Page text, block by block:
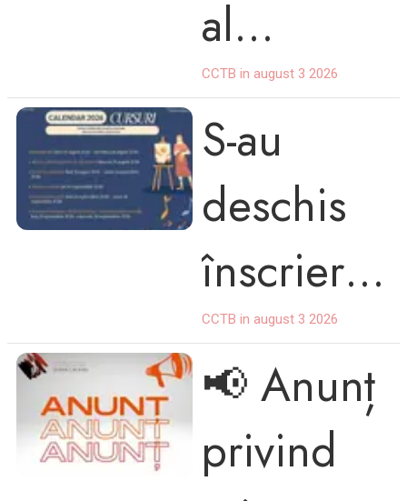
Ușoară
MAMAIA
al
Cântecul
ui și
Dansului
Popular
Românes
MAMAIA
CCTB in august 3 2026
S-au
deschis
înscrierile
pentru
cursurile
Centrului
CCTB in august 3 2026
📢 Anunț
privind